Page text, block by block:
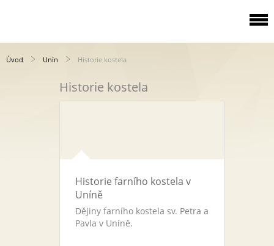
Úvod Unín Historie kostela
Historie kostela
Historie farního kostela v
Uníně
Dějiny farního kostela sv. Petra a
Pavla v Uníně.